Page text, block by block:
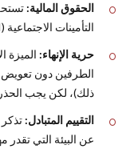
الحقوق المالية:
التأمينات الاجتماعية (GOSI) من أول يوم عمل، ولا يجوز الانتقاص منها.
حرية الإنهاء: الميزة
الطرفين دون تعويض
ذلك)، لكن يجب
التقييم المتبادل:
عن البيئة التي